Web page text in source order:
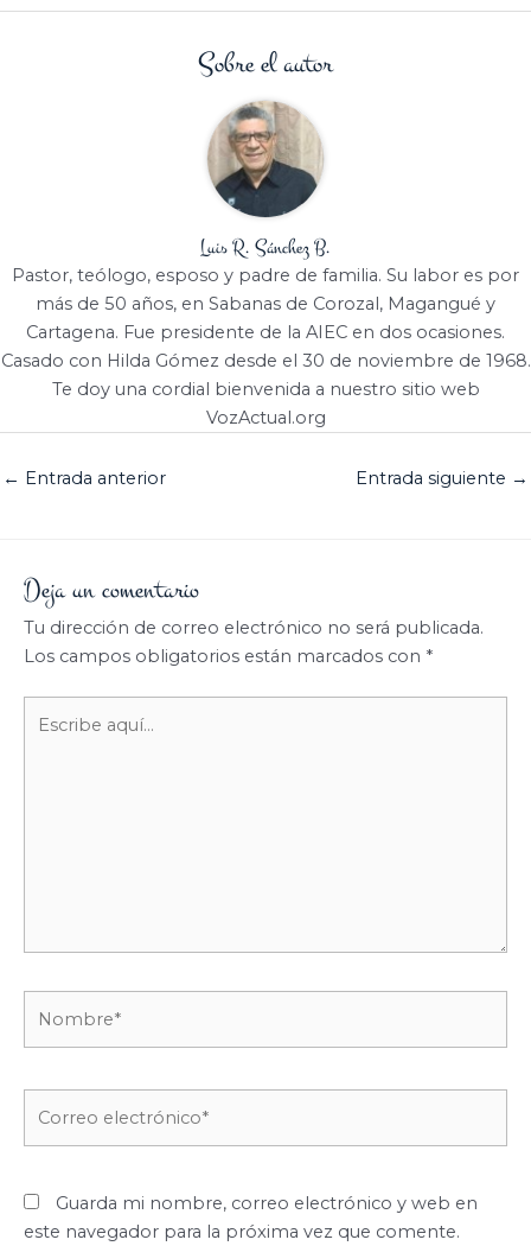
Sobre el autor
Luis R. Sánchez B.
Pastor, teólogo, esposo y padre de familia. Su labor es por
más de 50 años, en Sabanas de Corozal, Magangué y
Cartagena. Fue presidente de la AIEC en dos ocasiones.
Casado con Hilda Gómez desde el 30 de noviembre de 1968.
Te doy una cordial bienvenida a nuestro sitio web
VozActual.org
← Entrada anterior Entrada siguiente →
Deja un comentario
Tu dirección de correo electrónico no será publicada.
Los campos obligatorios están marcados con *
aquí...
Guarda mi nombre, correo electrónico y web en
este navegador para la próxima vez que comente.